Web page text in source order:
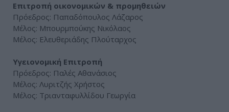
Επιτροπή οικονομικών & προμηθειών
Πρόεδρος: Παπαδόπουλος Λάζαρος
Μέλος: Μπουρμπούκης Νικόλαος
Μέλος: Ελευθεριάδης Πλούταρχος
Υγειονομική Επιτροπή
Πρόεδρος: Παλές Αθανάσιος
Μέλος: Λυριτζής Χρήστος
Μέλος: Τριανταφυλλίδου Γεωργία